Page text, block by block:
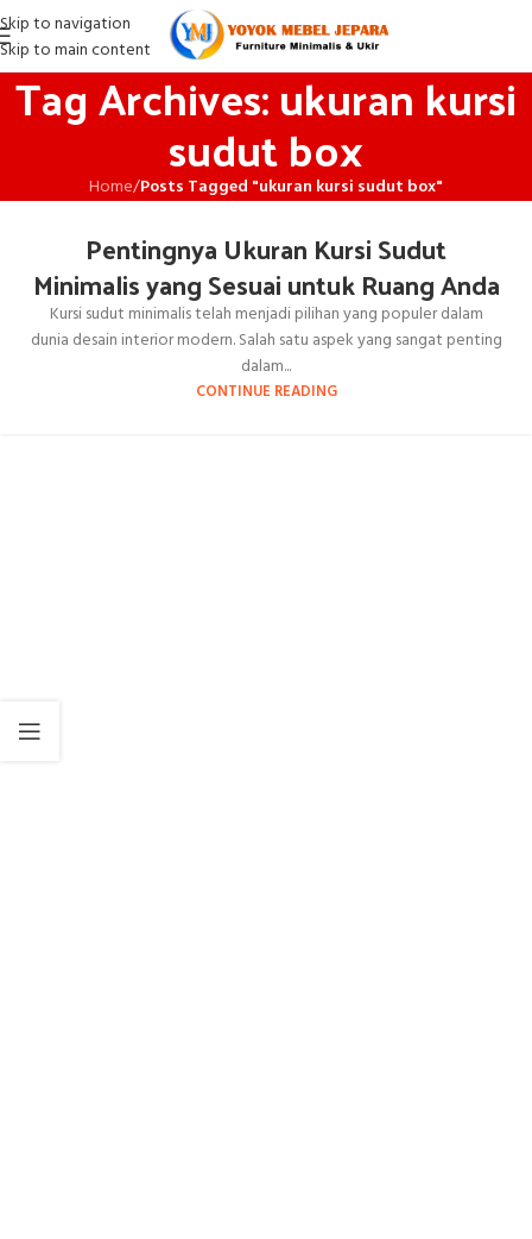
Skip to navigation
Skip to main content
Tag Archives: ukuran kursi
sudut box
Home/Posts Tagged "ukuran kursi sudut box"
Pentingnya Ukuran Kursi Sudut
Minimalis yang Sesuai untuk Ruang Anda
Kursi sudut minimalis telah menjadi pilihan yang populer dalam
dunia desain interior modern. Salah satu aspek yang sangat penting
dalam...
CONTINUE READING